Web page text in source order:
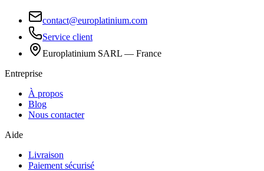
contact@europlatinium.com
Service client
Europlatinium SARL — France
Entreprise
À propos
Blog
Nous contacter
Aide
Livraison
Paiement sécurisé